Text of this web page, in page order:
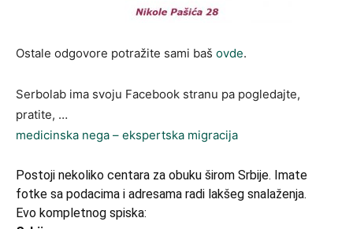
Ostale odgovore potražite sami baš ovde.
Serbolab ima svoju Facebook stranu pa pogledajte,
pratite, …
medicinska nega – ekspertska migracija
Postoji nekoliko centara za obuku širom Srbije. Imate
fotke sa podacima i adresama radi lakšeg snalaženja.
Evo kompletnog spiska: